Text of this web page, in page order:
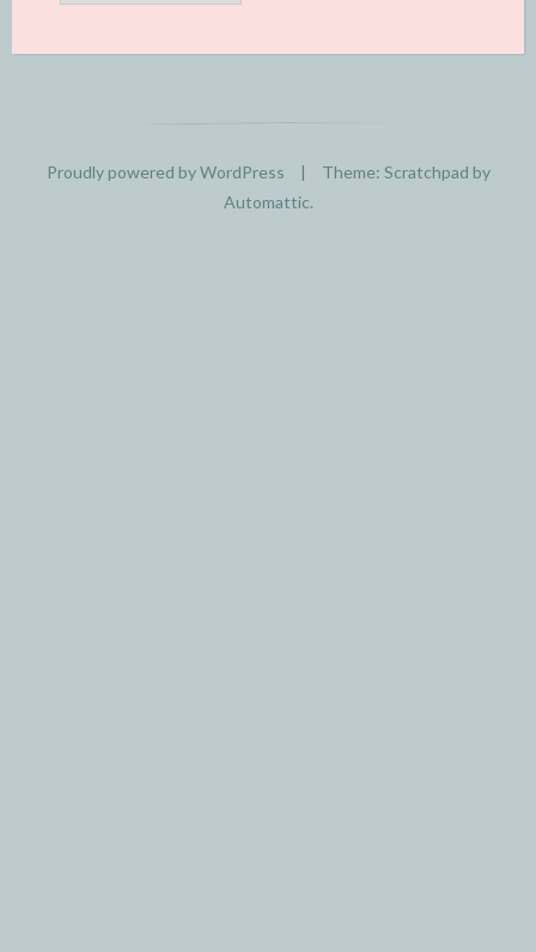
Proudly powered by WordPress |
Theme: Scratchpad by
Automattic.